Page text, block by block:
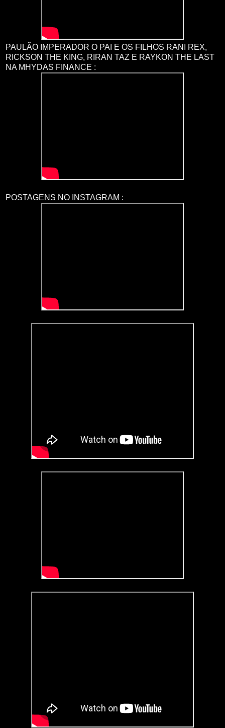
PAULÃO IMPERADOR O PAI E OS FILHOS RANI REX,
RICKSON THE KING, RIRAN TAZ E RAYKON THE LAST
NA MHYDAS FINANCE :
POSTAGENS NO INSTAGRAM :